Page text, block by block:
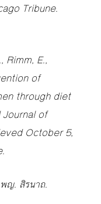
Tribune.
Rimm, E.,
of
through diet
of
October 5,
ญ. สิรนาถ.